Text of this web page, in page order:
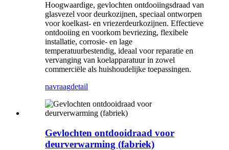
Hoogwaardige, gevlochten ontdooiingsdraad van
glasvezel voor deurkozijnen, speciaal ontworpen
voor koelkast- en vriezerdeurkozijnen. Effectieve
ontdooiing en voorkom bevriezing, flexibele
installatie, corrosie- en lage
temperatuurbestendig, ideaal voor reparatie en
vervanging van koelapparatuur in zowel
commerciële als huishoudelijke toepassingen.
navraagdetail
Gevlochten ontdooidraad voor
deurverwarming (fabriek)